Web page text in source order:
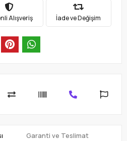
Alışveriş İade ve Değişim
Garanti ve Teslimat